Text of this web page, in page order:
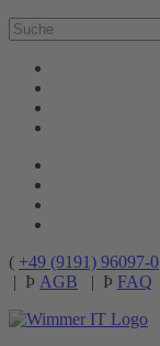
( +49 (9191) 96097-0
| Þ AGB | Þ FAQ